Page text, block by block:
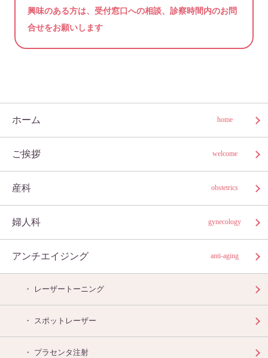
興味のある方は、受付窓口への相談、診察時間内のお問
合せをお願いします
ホーム home
ご挨拶 welcome
産科 obstetrics
婦人科 gynecology
アンチエイジング anti-aging
レーザートーニング
スポットレーザー
プラセンタ注射